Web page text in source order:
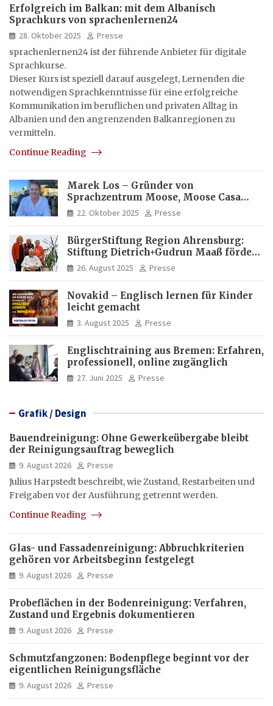
Erfolgreich im Balkan: mit dem Albanisch
Sprachkurs von sprachenlernen24
28. Oktober 2025
Presse
sprachenlernen24 ist der führende Anbieter für digitale
Sprachkurse.
Dieser Kurs ist speziell darauf ausgelegt, Lernenden die
notwendigen Sprachkenntnisse für eine erfolgreiche
Kommunikation im beruflichen und privaten Alltag in
Albanien und den angrenzenden Balkanregionen zu
vermitteln.
Continue Reading
Marek Los – Gründer von
Sprachzentrum Moose, Moose Casa
Italia und Apartamento Brasil |
Internationaler Experte für Bildung
22. Oktober 2025 Presse
BürgerStiftung Region Ahrensburg:
Stiftung Dietrich+Gudrun Maaß fördert
Deutschkenntnisse von Frauen
26. August 2025 Presse
Novakid – Englisch lernen für Kinder
leicht gemacht
3. August 2025 Presse
Englischtraining aus Bremen: Erfahren,
professionell, online zugänglich
27. Juni 2025 Presse
Grafik / Design
Bauendreinigung: Ohne Gewerkeübergabe bleibt
der Reinigungsauftrag beweglich
9. August 2026
Presse
Julius Harpstedt beschreibt, wie Zustand, Restarbeiten und
Freigaben vor der Ausführung getrennt werden.
Continue Reading
Glas- und Fassadenreinigung: Abbruchkriterien
gehören vor Arbeitsbeginn festgelegt
9. August 2026 Presse
Probeflächen in der Bodenreinigung: Verfahren,
Zustand und Ergebnis dokumentieren
9. August 2026 Presse
Schmutzfangzonen: Bodenpflege beginnt vor der
eigentlichen Reinigungsfläche
9. August 2026 Presse